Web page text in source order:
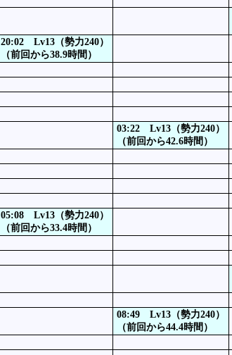
20:02 Lv13（勢力240）
（前回から38.9時間）
03:22 Lv13（勢力240）
（前回から42.6時間）
05:08 Lv13（勢力240）
（前回から33.4時間）
08:49 Lv13（勢力240）
（前回から44.4時間）